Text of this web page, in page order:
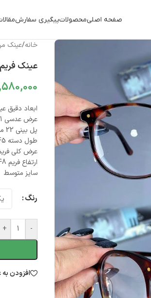
صفحه اصلیمحصولاتپیگیری سفارش
خانه/عینک
عینک فریم
ابعاد دقیق
عرض عدسی 51 میلیمتر
پل بینی 22 میلیمتر
طول دسته 145 میلیمتر
عرض کلی فریم 139
ارتفاع فریم 48 میلیمتر
سایز متوسط
رنگ
-
+
افزودن